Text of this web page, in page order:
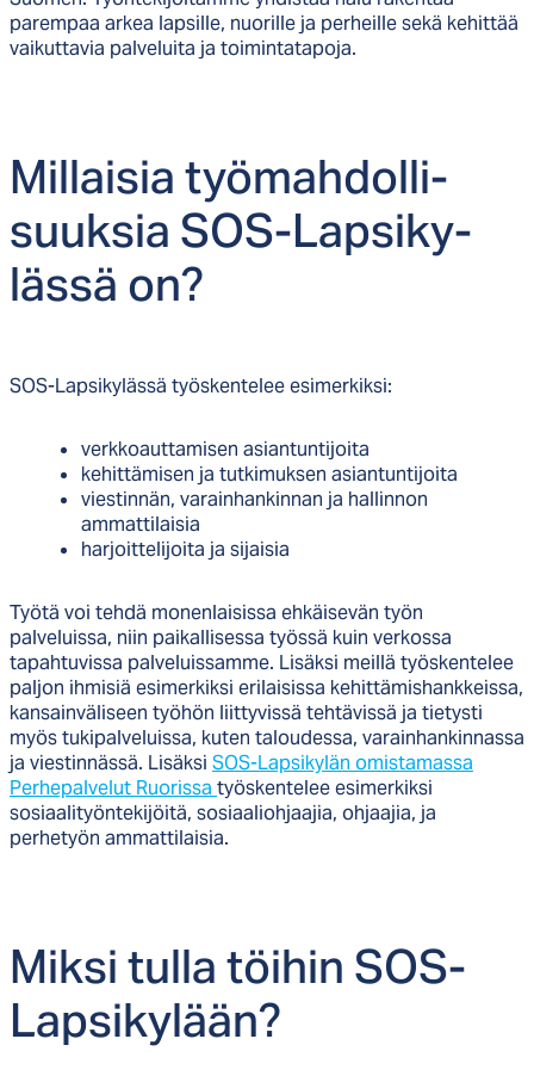
parempaa arkea lapsille, nuorille ja perheille sekä kehittää
vaikuttavia palveluita ja toimintatapoja.
Mil­lai­sia työ­mah­dol­li­
suuk­sia SOS-Lap­si­ky­
läs­sä on?
SOS-Lapsikylässä työskentelee esimerkiksi:
verkkoauttamisen asiantuntijoita
kehittämisen ja tutkimuksen asiantuntijoita
viestinnän, varainhankinnan ja hallinnon
ammattilaisia
harjoittelijoita ja sijaisia
Työtä voi tehdä monenlaisissa ehkäisevän työn
palveluissa, niin paikallisessa työssä kuin verkossa
tapahtuvissa palveluissamme. Lisäksi meillä työskentelee
paljon ihmisiä esimerkiksi erilaisissa kehittämishankkeissa,
kansainväliseen työhön liittyvissä tehtävissä ja tietysti
myös tukipalveluissa, kuten taloudessa, varainhankinnassa
ja viestinnässä. Lisäksi SOS-Lapsikylän omistamassa
Perhepalvelut Ruorissa työskentelee esimerkiksi
sosiaalityöntekijöitä, sosiaaliohjaajia, ohjaajia, ja
perhetyön ammattilaisia.
Mik­si tul­la töi­hin SOS-
Lap­si­ky­lään?